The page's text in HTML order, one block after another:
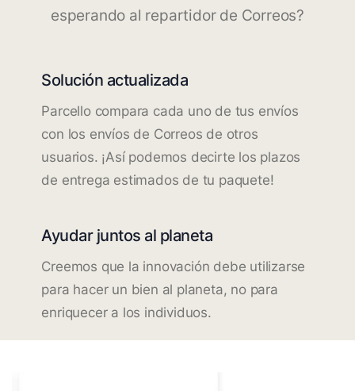
esperando al repartidor de Correos?
Solución actualizada
Parcello compara cada uno de tus envíos
con los envíos de Correos de otros
usuarios. ¡Así podemos decirte los plazos
de entrega estimados de tu paquete!
Ayudar juntos al planeta
Creemos que la innovación debe utilizarse
para hacer un bien al planeta, no para
enriquecer a los individuos.